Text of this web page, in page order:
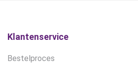
de
Klantenservice
Bestelproces